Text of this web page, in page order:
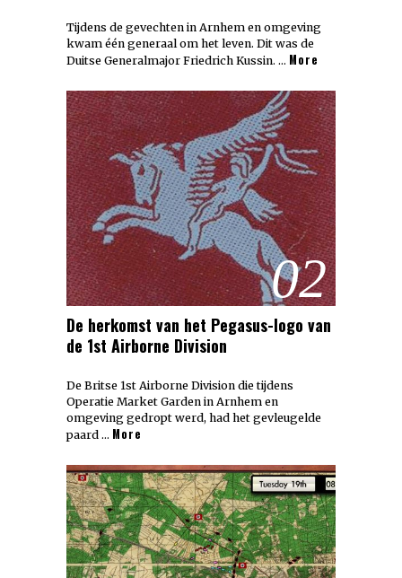
Tijdens de gevechten in Arnhem en omgeving
kwam één generaal om het leven. Dit was de
Duitse Generalmajor Friedrich Kussin. … More
02
De herkomst van het Pegasus-logo van
de 1st Airborne Division
De Britse 1st Airborne Division die tijdens
Operatie Market Garden in Arnhem en
omgeving gedropt werd, had het gevleugelde
paard … More